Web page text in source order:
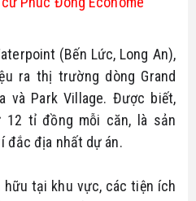
(Bến Lức, Long An),
ra thị trường dòng Grand
và Park Village. Được biết,
12 tỉ đồng mỗi căn, là sản
đắc địa nhất dự án.
tại khu vực, các tiện ích